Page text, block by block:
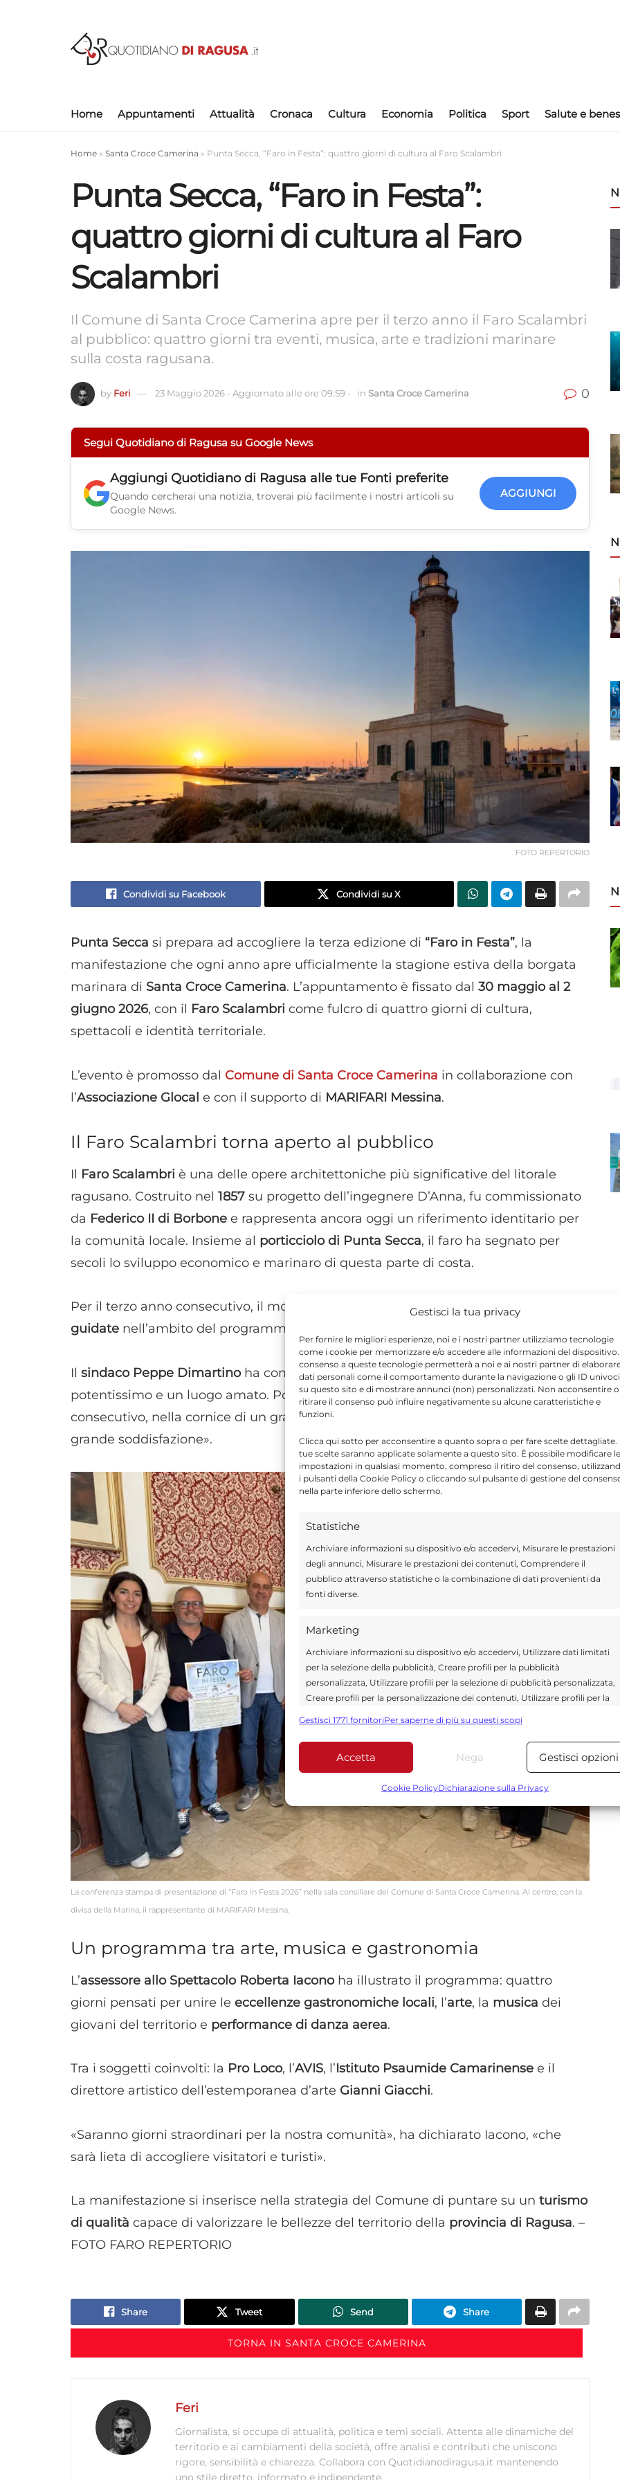
Gestisci la tua privacy
Per fornire le migliori esperienze, noi e i nostri partner utilizziamo tecnologie
come i cookie per memorizzare e/o accedere alle informazioni del
consenso a queste tecnologie permetterà a noi e ai nostri partner di
dati personali come il comportamento durante la navigazione o gli ID univoci
su questo sito e di mostrare annunci (non) personalizzati. Non acconsentire o
ritirare il consenso può influire negativamente su alcune caratteristiche e
funzioni.
Clicca qui sotto per acconsentire a quanto sopra o per fare scelte dettagliate.
tue scelte saranno applicate solamente a questo sito. È possibile modificare le
impostazioni in qualsiasi momento, compreso il ritiro del consenso,
i pulsanti della Cookie Policy o cliccando sul pulsante di gestione del
nella parte inferiore dello schermo.
Statistiche
Archiviare informazioni su dispositivo e/o accedervi, Misurare le prestazioni
degli annunci, Misurare le prestazioni dei contenuti, Comprendere il
pubblico attraverso statistiche o la combinazione di dati provenienti da
fonti diverse.
Marketing
Archiviare informazioni su dispositivo e/o accedervi, Utilizzare dati limitati
per la selezione della pubblicità, Creare profili per la pubblicità
personalizzata, Utilizzare profili per la selezione di pubblicità personalizzata,
Creare profili per la personalizzazione dei contenuti, Utilizzare profili per la
Utilizzare dati limitati per la selezione dei contenuti.
Funzionalità Sempre
Abbinare e combinare dati provenienti da altre fonti di dati,
alle informazioni trasmesse automaticamente.
Utilizzare dati di geolocalizzazione precisi, Riconoscere i
dispositivi in base a informazioni richieste attivamente.
scelte sulla privacy.
Gestisci 1771 fornitoriPer saperne di più su questi scopi
Accetta Nega Gestisci opzioni
Cookie PolicyDichiarazione sulla Privacy
Home Appuntamenti Attualità Cronaca Cultura Economia Politica Sport Salute e
Home » Santa Croce Camerina » Punta Secca, “Faro in Festa”: quattro giorni di cultura al Faro Scalambri
Punta Secca, “Faro in Festa”:
quattro giorni di cultura al Faro
Scalambri
Il Comune di Santa Croce Camerina apre per il terzo anno il Faro Scalambri
al pubblico: quattro giorni tra eventi, musica, arte e tradizioni marinare
sulla costa ragusana.
by Feri 23 Maggio 2026 - Aggiornato alle ore 09:59 - in Santa Croce Camerina 0
Segui Quotidiano di Ragusa su Google News
Aggiungi Quotidiano di Ragusa alle tue Fonti preferite
Quando cercherai una notizia, troverai più facilmente i nostri articoli su
Google News.
AGGIUNGI
FOTO REPERTORIO
Condividi su Facebook Condividi su X
Punta Secca si prepara ad accogliere la terza edizione di “Faro in Festa”, la
manifestazione che ogni anno apre ufficialmente la stagione estiva della borgata
marinara di Santa Croce Camerina. L’appuntamento è fissato dal 30 maggio al 2
giugno 2026, con il Faro Scalambri come fulcro di quattro giorni di cultura,
spettacoli e identità territoriale.
L’evento è promosso dal Comune di Santa Croce Camerina in collaborazione con
l’Associazione Glocal e con il supporto di MARIFARI Messina.
Il Faro Scalambri torna aperto al pubblico
Il Faro Scalambri è una delle opere architettoniche più significative del litorale
ragusano. Costruito nel 1857 su progetto dell’ingegnere D’Anna, fu commissionato
da Federico II di Borbone e rappresenta ancora oggi un riferimento identitario per
la comunità locale. Insieme al porticciolo di Punta Secca, il faro ha segnato per
secoli lo sviluppo economico e marinaro di questa parte di costa.
Per il terzo anno consecutivo, il monumento sarà aperto al pubblico con
guidate nell’ambito del programma della manifestazione.
Il sindaco Peppe Dimartinoha commentato: «Il Faro di Punta Secca è un simbolo
potentissimo e un luogo amato. Poterlo riaprire al pubblico per il terzo anno
consecutivo, nella cornice di un grande evento, per noi è motivo d’orgoglio e di
grande soddisfazione».
La conferenza stampa di presentazione di “Faro in Festa 2026” nella sala consiliare del Comune di Santa Croce Camerina. Al centro, con la
divisa della Marina, il rappresentante di MARIFARI Messina.
Un programma tra arte, musica e gastronomia
L’assessore allo Spettacolo Roberta Iaconoha illustrato il programma: quattro
giorni pensati per unire le eccellenze gastronomiche locali, l’arte, la musica dei
giovani del territorio e performance di danza aerea.
Tra i soggetti coinvolti: la Pro Loco, l’AVIS, l’Istituto Psaumide Camarinense e il
direttore artistico dell’estemporanea d’arte Gianni Giacchi.
«Saranno giorni straordinari per la nostra comunità», ha dichiarato Iacono, «che
sarà lieta di accogliere visitatori e turisti».
La manifestazione si inserisce nella strategia del Comune di puntare su un turismo
di qualità capace di valorizzare le bellezze del territorio della provincia di Ragusa. –
FOTO FARO REPERTORIO
Share Tweet Send Share
TORNA IN SANTA CROCE CAMERINA
Feri
Giornalista, si occupa di attualità, politica e temi sociali. Attenta alle dinamiche del
territorio e ai cambiamenti della società, offre analisi e contributi che uniscono
rigore, sensibilità e chiarezza. Collabora con Quotidianodiragusa.it mantenendo
uno stile diretto, informato e indipendente.